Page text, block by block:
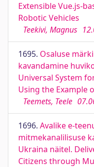
Extensible Vue.js-
Robotic Vehicles
Teekivi, Magnus
1695. Osaluse
kavandamine
Universal System
Using the Example
Teemets, Teele
1696. Avalike e-
mitmekanalilisuse
Ukraina näitel.
Citizens through